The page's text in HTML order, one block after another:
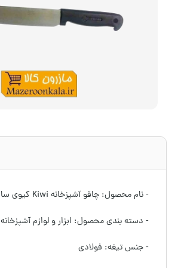
- نام محصول: چاقو آشپزخانه Kiwi کیوی سایز لارج Kitchen Knife
- دسته بندی محصول: ابزار و لوازم آشپزخانه
- جنس تیغه: فولادی